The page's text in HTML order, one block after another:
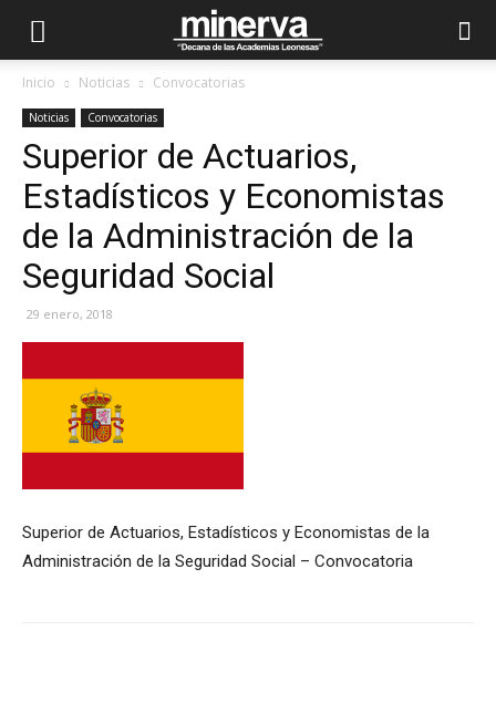
Inicio Noticias Convocatorias
Noticias Convocatorias
Superior de Actuarios,
Estadísticos y Economistas
de la Administración de la
Seguridad Social
29 enero, 2018
Superior de Actuarios, Estadísticos y Economistas de la
Administración de la Seguridad Social – Convocatoria